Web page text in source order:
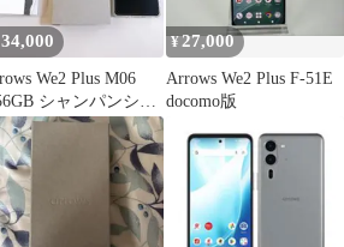
34,000
We2 Plus M06
シャンパンシル
¥27,000
Arrows We2 Plus F-51E
docomo版